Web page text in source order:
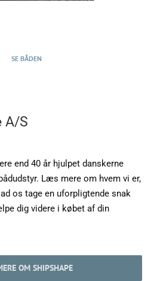
SE BÅDEN
A/S
end 40 år hjulpet danskerne
Læs mere om hvem vi er,
os tage en uforpligtende snak
dig videre i købet af din
OM SHIPSHAPE